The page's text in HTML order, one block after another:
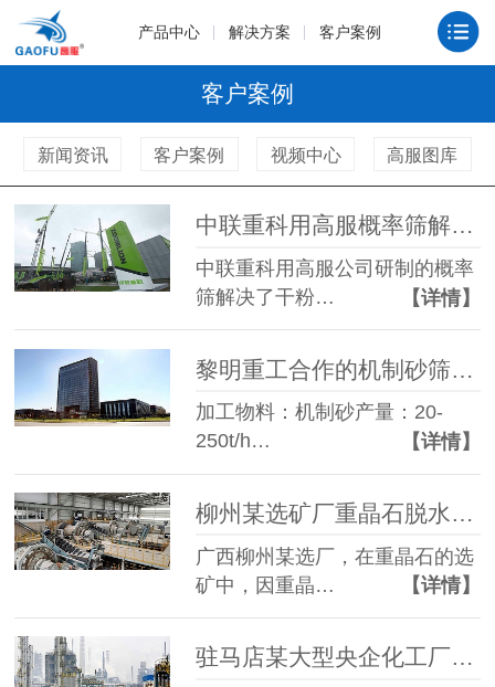
产品中心 解决方案 客户案例
客户案例
新闻资讯 客户案例 视频中心 高服图库
中联重科用高服概率筛解决了干粉砂浆筛分依靠进口筛机的问题
中联重科用高服公司研制的概率
筛解决了干粉…
【详情】
加工物料：机制砂产量：20-
250t/h…
【详情】
柳州某选矿厂重晶石脱水筛选加色选机提高矿石纯色度，提高矿石质量
广西柳州某选厂，在重晶石的选
矿中，因重晶…
【详情】
驻马店某大型央企化工厂炉渣脱水现场